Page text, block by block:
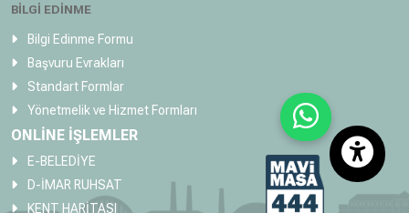
BİLGİ EDİNME
Bilgi Edinme Formu
Başvuru Evrakları
Standart Formlar
Yönetmelik ve Hizmet Formları
ONLİNE İŞLEMLER
E-BELEDİYE
D-İMAR RUHSAT
KENT HARİTASI